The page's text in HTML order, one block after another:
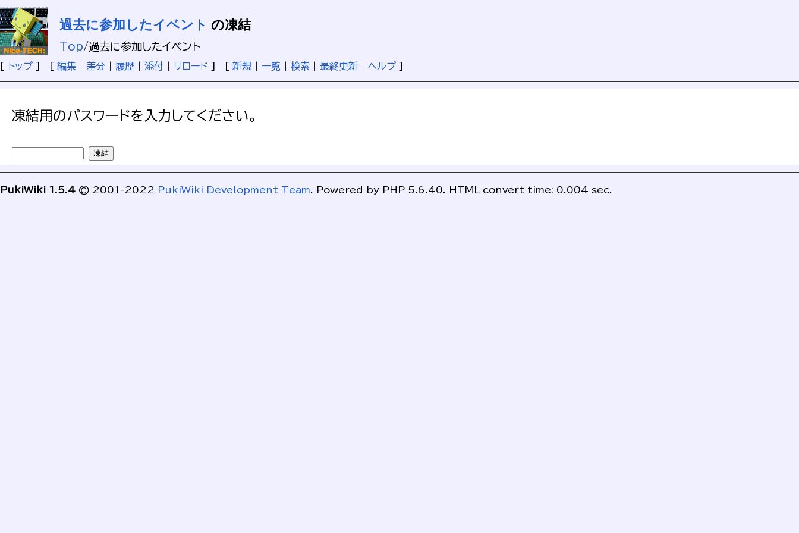
過去に参加したイベント の凍結
Top/過去に参加したイベント
[ トップ ] [ 編集 差分 履歴 添付 リロード ] [ 新規 一覧 検索 最終更新 ヘルプ ]
凍結用のパスワードを入力してください。
PukiWiki 1.5.4 © 2001-2022 PukiWiki Development Team. Powered by PHP 5.6.40. HTML convert time: 0.004 sec.